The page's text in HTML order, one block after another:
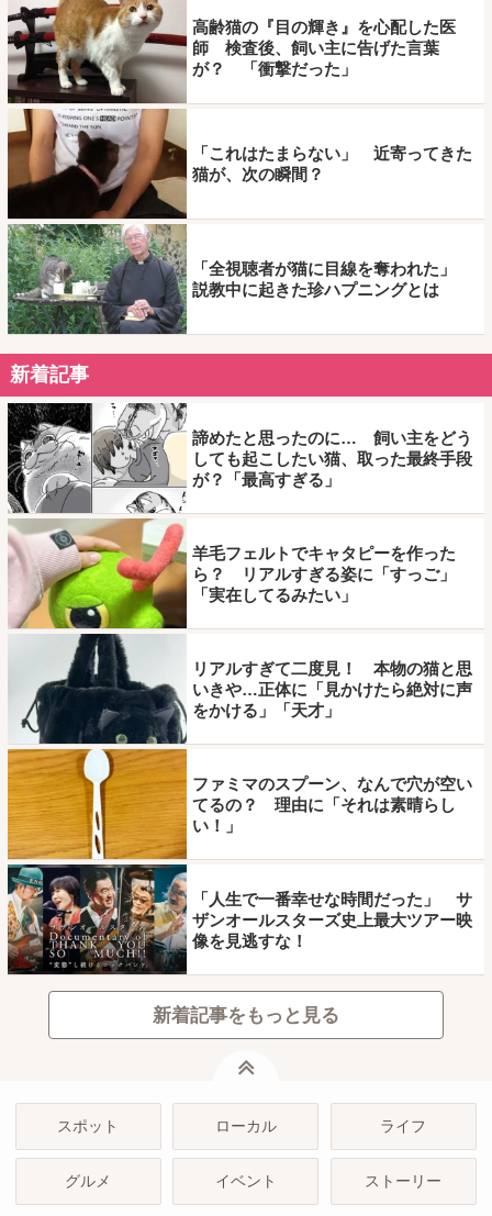
高齢猫の『目の輝き』を心配した医
師 検査後、飼い主に告げた言葉
が？ 「衝撃だった」
「これはたまらない」 近寄ってきた
猫が、次の瞬間？
「全視聴者が猫に目線を奪われた」
説教中に起きた珍ハプニングとは
新着記事
諦めたと思ったのに… 飼い主をどう
しても起こしたい猫、取った最終手段
が？「最高すぎる」
羊毛フェルトでキャタピーを作った
ら？ リアルすぎる姿に「すっご」
「実在してるみたい」
リアルすぎて二度見！ 本物の猫と思
いきや…正体に「見かけたら絶対に声
をかける」「天才」
ファミマのスプーン、なんで穴が空い
てるの？ 理由に「それは素晴らし
い！」
「人生で一番幸せな時間だった」 サ
ザンオールスターズ史上最大ツアー映
像を見逃すな！
新着記事をもっと見る
スポット ローカル ライフ
グルメ イベント ストーリー